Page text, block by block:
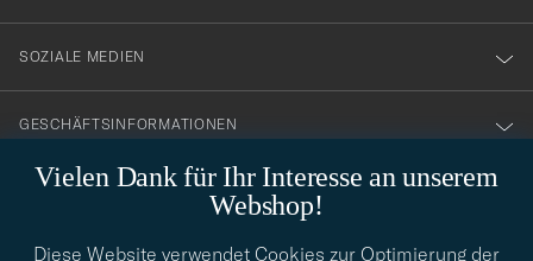
Vielen Dank für Ihr Interesse an unserem
Webshop!
Diese Website verwendet Cookies zur Optimierung der
SOZIALE MEDIEN
GESCHÄFTSINFORMATIONEN